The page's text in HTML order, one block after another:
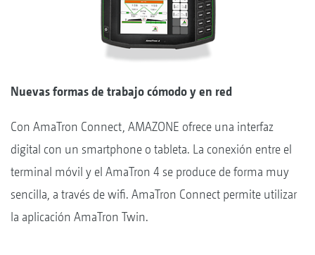
Nuevas formas de trabajo cómodo y en red
Con AmaTron Connect, AMAZONE ofrece una interfaz
digital con un smartphone o tableta. La conexión entre el
terminal móvil y el AmaTron 4 se produce de forma muy
sencilla, a través de wifi. AmaTron Connect permite utilizar
la aplicación AmaTron Twin.